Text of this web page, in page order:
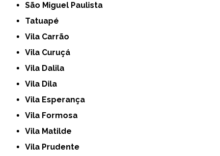
São Miguel Paulista
Tatuapé
Vila Carrão
Vila Curuçá
Vila Dalila
Vila Dila
Vila Esperança
Vila Formosa
Vila Matilde
Vila Prudente